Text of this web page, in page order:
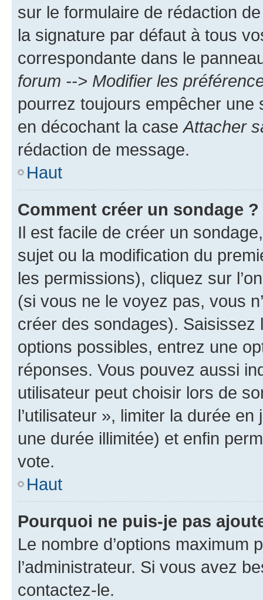
sur le formulaire de rédaction
la signature par défaut à tous
correspondante dans le
forum --> Modifier les
pourrez toujours empêcher une
en décochant la case Attacher
rédaction de message.
Haut
Comment créer un sondage ?
Il est facile de créer un
sujet ou la modification du
les permissions), cliquez sur
(si vous ne le voyez pas, vous
créer des sondages).
options possibles, entrez une
réponses. Vous pouvez aussi
utilisateur peut choisir lors de
l’utilisateur », limiter la durée
une durée illimitée) et enfin
vote.
Haut
Pourquoi ne puis-je pas
Le nombre d’options maximum
l’administrateur. Si vous avez
contactez-le.